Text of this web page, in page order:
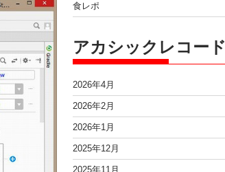
食レポ
アカシックレコード
2026年4月
2026年2月
2026年1月
2025年12月
2025年11月